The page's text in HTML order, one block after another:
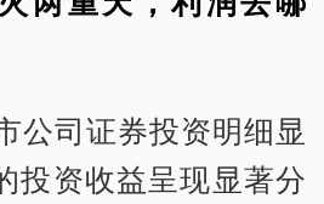
公司证券投资明细显
投资收益呈现显著分